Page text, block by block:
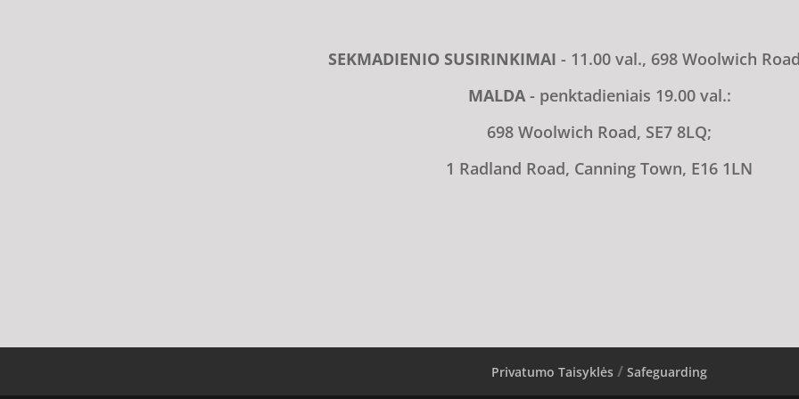
SEKMADIENIO SUSIRINKIMAI - 11.00 val., 698 Woolwich
MALDA- penktadieniais 19.00 val.:
698 Woolwich Road, SE7 8LQ;
1 Radland Road, Canning Town, E16 1LN
Privatumo Taisyklės Safeguarding